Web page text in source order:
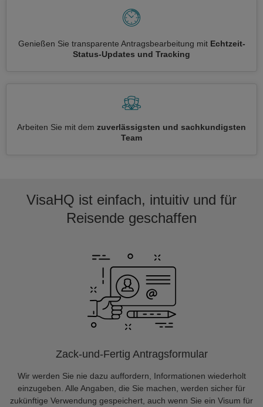
Genießen Sie transparente Antragsbearbeitung mit Echtzeit-
Status-Updates und Tracking
Arbeiten Sie mit dem zuverlässigsten und sachkundigsten
Team
VisaHQ ist einfach, intuitiv und für
Reisende geschaffen
Zack-und-Fertig Antragsformular
Wir werden Sie nie dazu auffordern, Informationen wiederholt
einzugeben. Alle Angaben, die Sie machen, werden sicher für
zukünftige Verwendung gespeichert, auch wenn Sie ein Visum für